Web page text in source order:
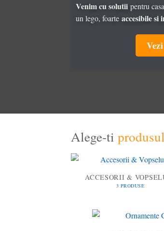
Venim cu solutii pentru
un lego, foarte accesibile si
Alege-ti
ACCESORII &
3 PRODUSE